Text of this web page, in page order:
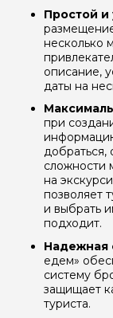
Простой
несколько
описание,
даты на
при
добраться,
сложности
на
позволяет
и выбрать
подходит.
Надежная
едем»
систему
защищает
туриста.